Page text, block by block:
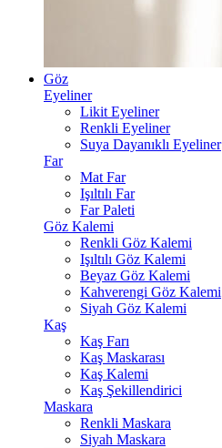
Göz
Eyeliner
Likit Eyeliner
Renkli Eyeliner
Suya Dayanıklı Eyeliner
Far
Mat Far
Işıltılı Far
Far Paleti
Göz Kalemi
Renkli Göz Kalemi
Işıltılı Göz Kalemi
Beyaz Göz Kalemi
Kahverengi Göz Kalemi
Siyah Göz Kalemi
Kaş
Kaş Farı
Kaş Maskarası
Kaş Kalemi
Kaş Şekillendirici
Maskara
Renkli Maskara
Siyah Maskara